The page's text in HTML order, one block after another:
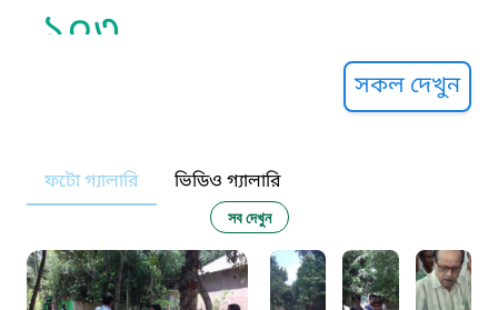
১০৩
নারী ও শিশু নির্যাতন প্রতিরোধ
১০৬
সকল দেখুন
ফটো গ্যালারি ভিডিও গ্যালারি
সব দেখুন